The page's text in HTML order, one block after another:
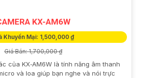
KX-AM6W
Khuyến Mại: 1,500,000 ₫
Giá Bán: 1,700,000 ₫
của KX‑AM6W là tính năng âm thanh
và loa giúp bạn nghe và nói trực